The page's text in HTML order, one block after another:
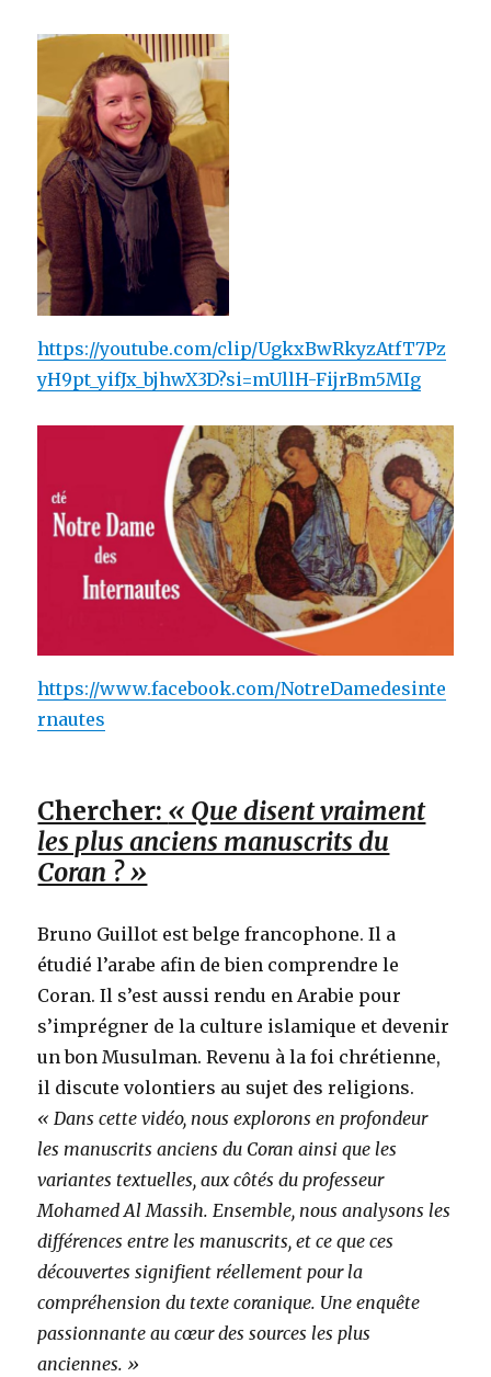
https://youtube.com/clip/UgkxBwRkyzAtfT7Pz
yH9pt_yifJx_bjhwX3D?si=mUllH-FijrBm5MIg
https://www.facebook.com/NotreDamedesinte
rnautes
Chercher: « Que disent vraiment
les plus anciens manuscrits du
Coran ? »
Bruno Guillot est belge francophone. Il a
étudié l’arabe afin de bien comprendre le
Coran. Il s’est aussi rendu en Arabie pour
s’imprégner de la culture islamique et devenir
un bon Musulman. Revenu à la foi chrétienne,
il discute volontiers au sujet des religions.
« Dans cette vidéo, nous explorons en profondeur
les manuscrits anciens du Coran ainsi que les
variantes textuelles, aux côtés du professeur
Mohamed Al Massih. Ensemble, nous analysons les
différences entre les manuscrits, et ce que ces
découvertes signifient réellement pour la
compréhension du texte coranique. Une enquête
passionnante au cœur des sources les plus
anciennes. »